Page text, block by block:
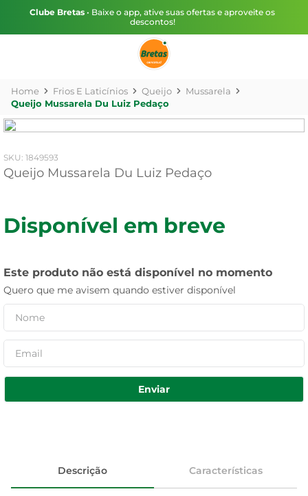
Clube Bretas • Baixe o app, ative suas ofertas e aproveite os
descontos!
Frios E Laticínios Queijo
Mussarela
Queijo Mussarela Du Luiz Pedaço
: 1849593
Queijo Mussarela Du Luiz Pedaço
Disponível em breve
Este produto não está disponível no momento
Quero que me avisem quando estiver disponível
Enviar
Descrição Características